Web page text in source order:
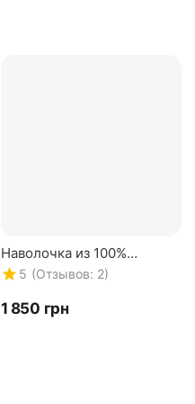
Наволочка из 100%
натурального шелка.
Шоколадная 22 mmi.
Двусторонняя
5 (Отзывов: 2)
‍1 850‍ грн